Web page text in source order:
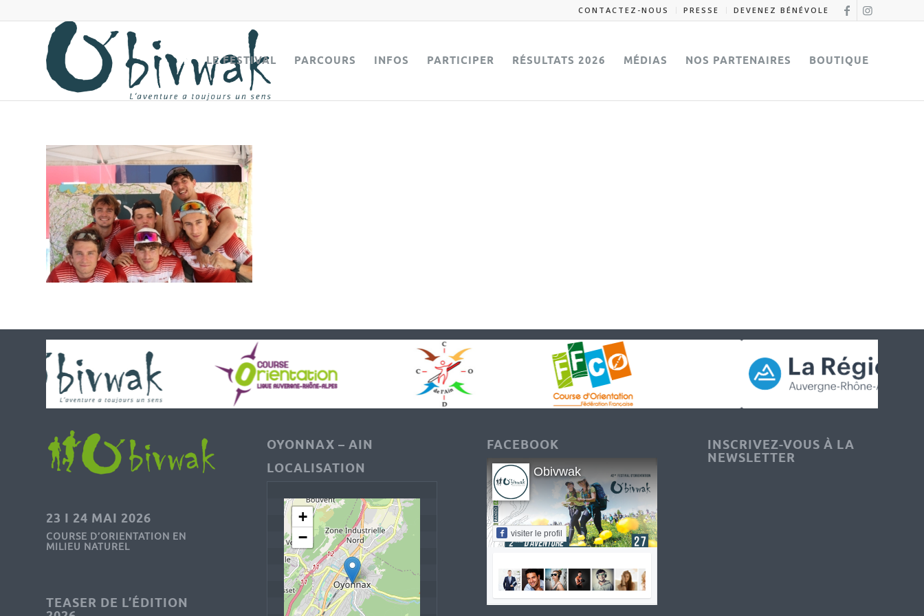
CONTACTEZ-NOUS PRESSE DEVENEZ BÉNÉVOLE
LE FESTIVAL PARCOURS INFOS PARTICIPER RÉSULTATS 2026 MÉDIAS NOS PARTENAIRES BOUTIQUE
23 I 24 MAI 2026
COURSE D’ORIENTATION EN
MILIEU NATUREL
TEASER DE L’ÉDITION
OYONNAX – AIN
LOCALISATION
+
−
FACEBOOK
Obivwak
visiter le profil
INSCRIVEZ-VOUS À LA
NEWSLETTER